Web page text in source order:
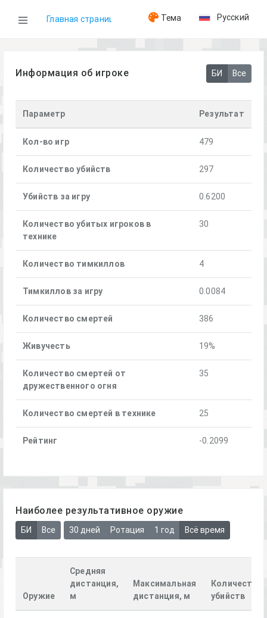
Главная страница Тема Русский
Информация об игроке БИ Все
Параметр Результат
Кол-во игр 479
Количество убийств 297
Убийств за игру 0.6200
Количество убитых игроков в
технике
30
Количество тимкиллов 4
Тимкиллов за игру 0.0084
Количество смертей 386
Живучесть 19%
Количество смертей от
дружественного огня
35
Количество смертей в технике 25
Рейтинг -0.2099
Наиболее результативное оружие
БИ Все 30 дней Ротация 1 год Всё время
Оружие
Средняя
дистанция,
м
Максимальная
дистанция, м
Количество
убийств